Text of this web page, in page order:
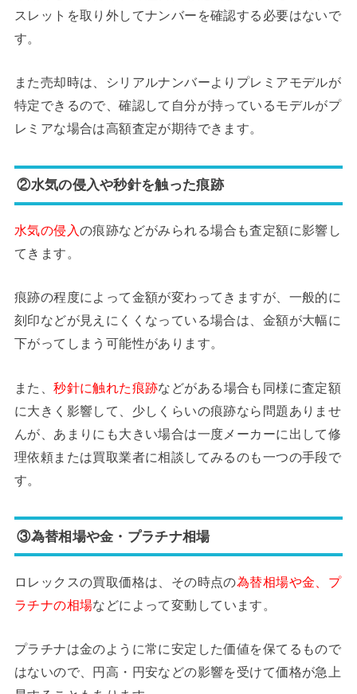
スレットを取り外してナンバーを確認する必要はないで
す。
また売却時は、シリアルナンバーよりプレミアモデルが
特定できるので、確認して自分が持っているモデルがプ
レミアな場合は高額査定が期待できます。
②水気の侵入や秒針を触った痕跡
水気の侵入の痕跡などがみられる場合も査定額に影響し
てきます。
痕跡の程度によって金額が変わってきますが、一般的に
刻印などが見えにくくなっている場合は、金額が大幅に
下がってしまう可能性があります。
また、秒針に触れた痕跡などがある場合も同様に査定額
に大きく影響して、少しくらいの痕跡なら問題ありませ
んが、あまりにも大きい場合は一度メーカーに出して修
理依頼または買取業者に相談してみるのも一つの手段で
す。
③為替相場や金・プラチナ相場
ロレックスの買取価格は、その時点の為替相場や金、プ
ラチナの相場などによって変動しています。
プラチナは金のように常に安定した価値を保てるもので
はないので、円高・円安などの影響を受けて価格が急上